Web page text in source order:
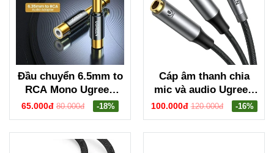
Đầu chuyển 6.5mm to
RCA Mono Ugreen
80731
65.000đ 80.000đ -18%
Cáp âm thanh chia
mic và audio Ugreen
50254
100.000đ 120.000đ -16%